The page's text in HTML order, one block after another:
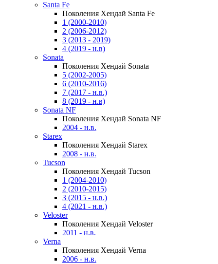
Santa Fe
Поколения Хендай Santa Fe
1 (2000-2010)
2 (2006-2012)
3 (2013 - 2019)
4 (2019 - н.в)
Sonata
Поколения Хендай Sonata
5 (2002-2005)
6 (2010-2016)
7 (2017 - н.в.)
8 (2019 - н.в)
Sonata NF
Поколения Хендай Sonata NF
2004 - н.в.
Starex
Поколения Хендай Starex
2008 - н.в.
Tucson
Поколения Хендай Tucson
1 (2004-2010)
2 (2010-2015)
3 (2015 - н.в.)
4 (2021 - н.в.)
Veloster
Поколения Хендай Veloster
2011 - н.в.
Verna
Поколения Хендай Verna
2006 - н.в.